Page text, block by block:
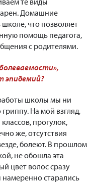
Домашние
что позволяет
помощь педагога,
с родителями.
эпидемий?
школы мы ни
На мой взгляд,
прогулок,
же, отсутствия
болеют. В прошлом
не обошла эта
цвет волос сразу
старались